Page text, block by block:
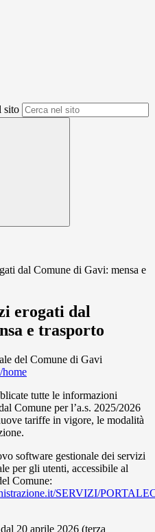
sito
dal Comune di Gavi: mensa e
erogati dal
e trasporto
del Comune di Gavi
tutte le informazioni
Comune per l’a.s. 2025/2026
tariffe in vigore, le modalità
software gestionale dei servizi
per gli utenti, accessibile al
Comune:
SERVIZI/
20 aprile 2026 (terza